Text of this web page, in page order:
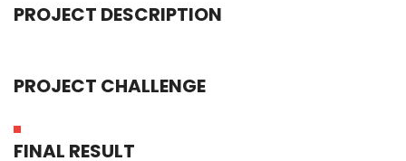
PROJECT DESCRIPTION
PROJECT CHALLENGE
FINAL RESULT